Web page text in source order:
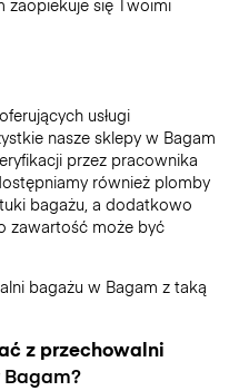
zaopiekuje się Twoimi
usługi
nasze sklepy w Bagam
przez pracownika
również plomby
bagażu, a dodatkowo
zawartość może być
bagażu w Bagam z taką
z przechowalni
Bagam?